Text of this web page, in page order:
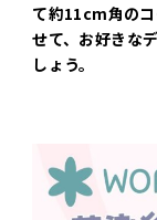
て約11cm角の
せて、お好きな
しょう。